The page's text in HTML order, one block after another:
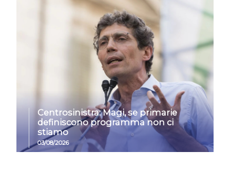
Centrosinistra: Magi, se primarie
definiscono programma non ci
stiamo
03/08/2026